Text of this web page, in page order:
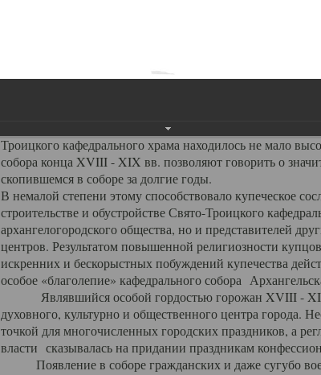
Масштабность, благолепие и богатство собора, вполне
заслуженно выделяя из многочисленных культовых
иконостас украшенный колоннами ионического стиля,
царскими вратами, изящным фронтоном и множеством
собой поистине художественную ценность. В
шитьем, многочисленными предметами церковной
неповторимый красочный ансамбль декоративного
поражающий воображение своих посетителей. В
Троицкого кафедрального храма находилось не мало
собора конца XVIII - XIX вв. позволяют говорить о
скопившемся в соборе за долгие годы.
В немалой степени этому способствовало купеческое
строительстве и обустройстве Свято-Троицкого
архангелогородского общества, но и представителей
центров. Результатом повышенной религиозности
искренних и бескорыстных побуждений купечества
особое «благолепие» кафедрального собора
Являвшийся особой гордостью горожан XVIII - XIX
духовного, культурно и общественного центра города.
точкой для многочисленных городских праздников, а
власти сказывалась на придании праздникам
Появление в соборе гражданских и даже сугубо